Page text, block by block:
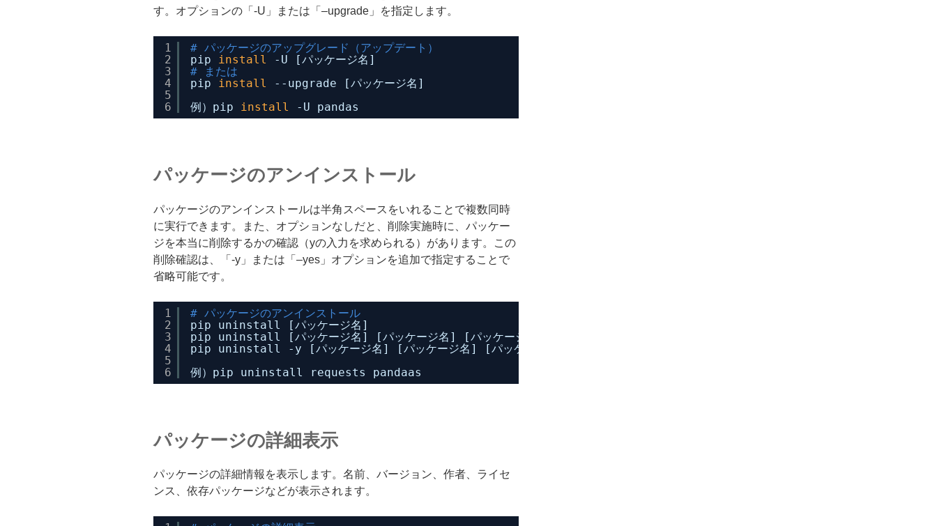
す。オプションの「-U」または「–upgrade」を指定します。
1
2
3
4
5
6
# パッケージのアップグレード（アップデート）
pip install
-U [パッケージ名]
# または
pip install
--upgrade [パッケージ名]
例）pip install -U pandas
パッケージのアンインストール
パッケージのアンインストールは半角スペースをいれることで複数同時
に実行できます。また、オプションなしだと、削除実施時に、パッケー
ジを本当に削除するかの確認（yの入力を求められる）があります。この
削除確認は、「-y」または「–yes」オプションを追加で指定することで
省略可能です。
1
2
3
4
5
6
# パッケージのアンインストール
pip uninstall [パッケージ名]
pip uninstall [パッケージ名] [パッケージ名] [パッケージ名]
pip uninstall -y [パッケージ名] [パッケージ名] [パッケージ名]
例）pip uninstall requests pandaas
パッケージの詳細表示
パッケージの詳細情報を表示します。名前、バージョン、作者、ライセ
ンス、依存パッケージなどが表示されます。